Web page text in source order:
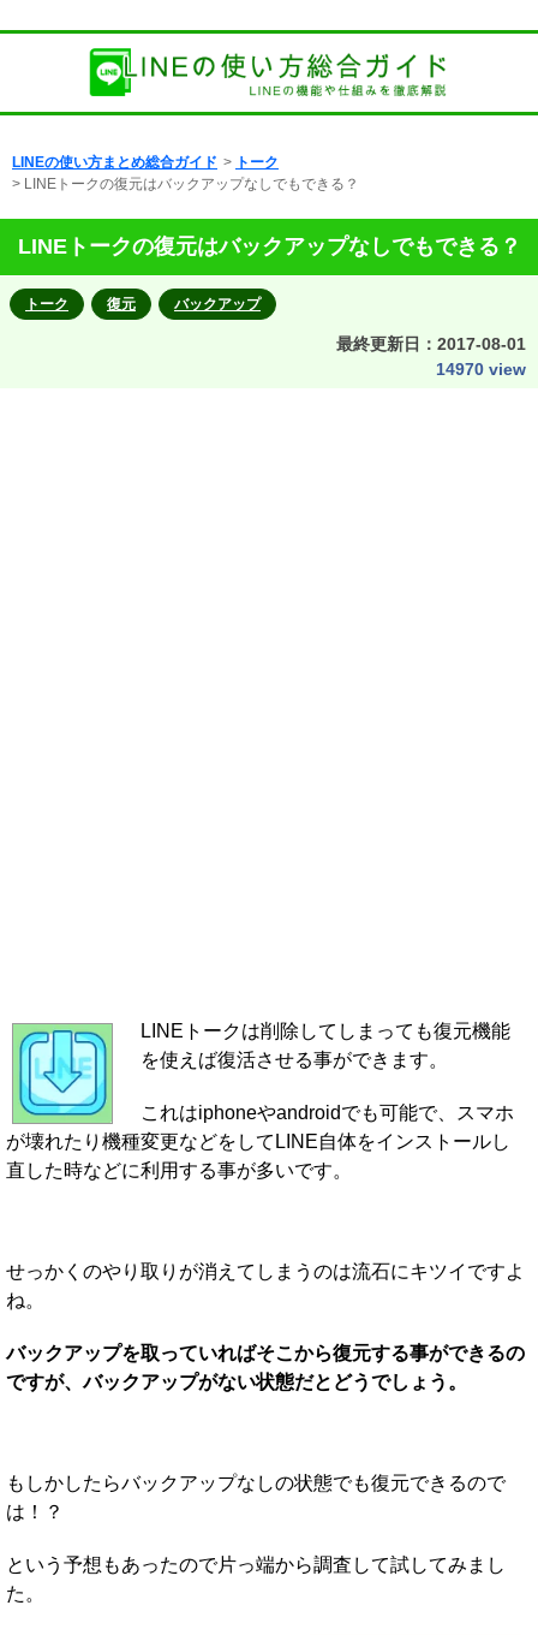
LINEの使い方まとめ総合ガイド > トーク
> LINEトークの復元はバックアップなしでもできる？
LINEトークの復元はバックアップなしでもできる？
トーク 復元 バックアップ
最終更新日： 2017-08-01
14970 view
LINEトークは削除してしまっても復元機能
を使えば復活させる事ができます。
これはiphoneやandroidでも可能で、スマホ
が壊れたり機種変更などをしてLINE自体をインストールし
直した時などに利用する事が多いです。
せっかくのやり取りが消えてしまうのは流石にキツイですよ
ね。
バックアップを取っていればそこから復元する事ができるの
ですが、バックアップがない状態だとどうでしょう。
もしかしたらバックアップなしの状態でも復元できるので
は！？
という予想もあったので片っ端から調査して試してみまし
た。